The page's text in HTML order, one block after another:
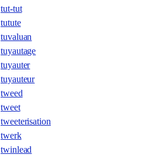
tut-tut
tutute
tuvaluan
tuyautage
tuyauter
tuyauteur
tweed
tweet
tweeterisation
twerk
twinlead